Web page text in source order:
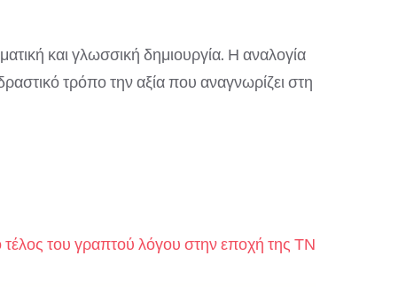
και γλωσσική δημιουργία. Η αναλογία
τρόπο την αξία που αναγνωρίζει στη
τέλος του γραπτού λόγου στην εποχή της ΤΝ